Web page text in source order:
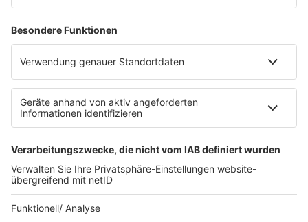
RECHTLICHES
Impressum
Datenschutz
Datenschutzeinstellungen
Datenverarbeitung bei Gewinnspielen
Teilnahmebedingungen
Bildnachweise
KI-Leitlinie